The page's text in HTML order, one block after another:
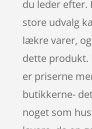
du leder efter.
store udvalg
lækre varer,
dette produkt.
er priserne
butikkerne-
noget som